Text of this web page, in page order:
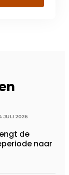
JULI 2026
de
naar